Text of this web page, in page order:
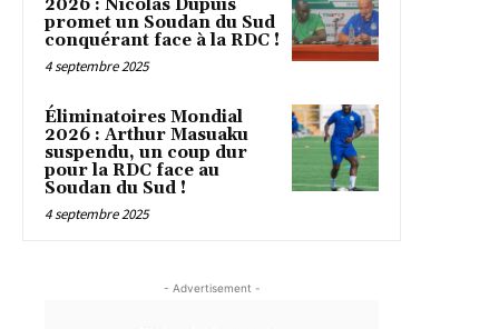
2026 : Nicolas Dupuis
promet un Soudan du Sud
conquérant face à la RDC !
4 septembre 2025
Éliminatoires Mondial
2026 : Arthur Masuaku
suspendu, un coup dur
pour la RDC face au
Soudan du Sud !
4 septembre 2025
- Advertisement -